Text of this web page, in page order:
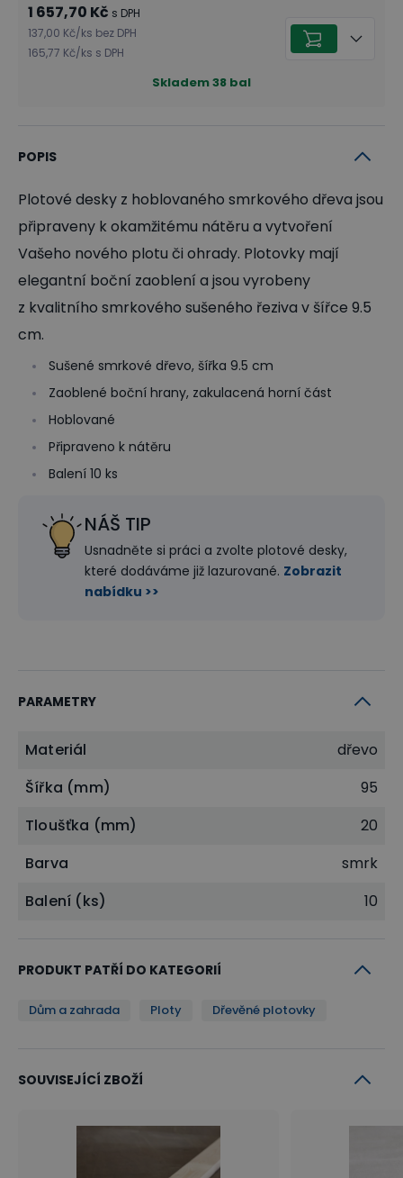
1 657,70 Kč s DPH
137,00 Kč/ks bez DPH
165,77 Kč/ks s DPH
Skladem38 bal
POPIS
Plotové desky z hoblovaného smrkového dřeva jsou
připraveny k okamžitému nátěru a vytvoření
Vašeho nového plotu či ohrady. Plotovky mají
elegantní boční zaoblení a jsou vyrobeny
z kvalitního smrkového sušeného řeziva v šířce 9.5
cm.
Sušené smrkové dřevo, šířka 9.5 cm
Zaoblené boční hrany, zakulacená horní část
Hoblované
Připraveno k nátěru
Balení 10 ks
NÁŠ TIP
Usnadněte si práci a zvolte plotové desky,
které dodáváme již lazurované. Zobrazit
nabídku >>
PARAMETRY
Materiál
dřevo
Šířka (mm)
95
Tloušťka (mm)
20
Barva
smrk
Balení (ks)
10
PRODUKT PATŘÍ DO KATEGORIÍ
Dům a zahrada Ploty Dřevěné plotovky
SOUVISEJÍCÍ ZBOŽÍ